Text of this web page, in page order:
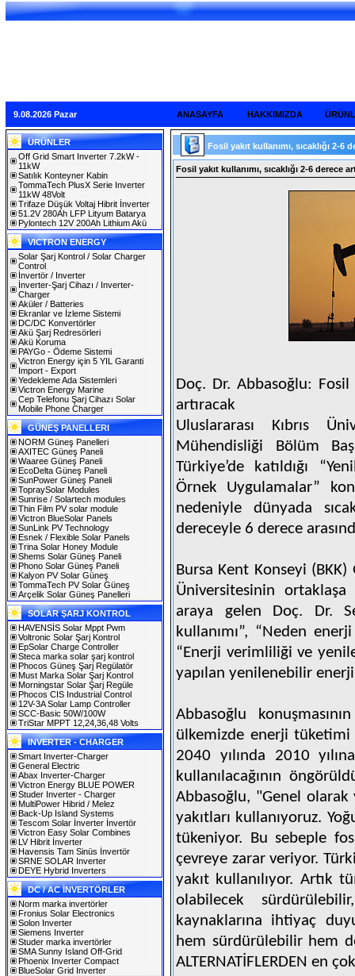
9.08.2026 Pazar ANASAYFA HAKKIMIZDA
ÜRÜNLER
Off Grid Smart Inverter 7.2kW -
11kW
Satılık Konteyner Kabin
TommaTech PlusX Serie Inverter
11kW 48Volt
Trifaze Düşük Voltaj Hibrit İnverter
51.2V 280Ah LFP Lityum Batarya
Pylontech 12V 200Ah Lithium Akü
VICTRON ENERGY
Solar Şarj Kontrol / Solar Charger
Control
İnvertör / Inverter
İnverter-Şarj Cihazı / Inverter-
Charger
Aküler / Batteries
Ekranlar ve İzleme Sistemi
DC/DC Konvertörler
Akü Şarj Redresörleri
Akü Koruma
PAYGo - Ödeme Sistemi
Victron Energy için 5 YIL Garanti
Import - Export
Yedekleme Ada Sistemleri
Victron Energy Marine
Cep Telefonu Şarj Cihazı Solar
Mobile Phone Charger
GÜNEŞ PANELLERI
NORM Güneş Panelleri
AXITEC Güneş Paneli
Waaree Güneş Paneli
EcoDelta Güneş Paneli
SunPower Güneş Paneli
TopraySolar Modules
Sunrise / Solartech modules
Thin Film PV solar module
Victron BlueSolar Panels
SunLink PV Technology
Esnek / Flexible Solar Panels
Trina Solar Honey Module
Shems Solar Güneş Paneli
Phono Solar Güneş Paneli
Kalyon PV Solar Güneş
TommaTech PV Solar Güneş
Arçelik Solar Güneş Panelleri
SOLAR ŞARJ KONTROL
HAVENSİS Solar Mppt Pwm
Voltronic Solar Şarj Kontrol
EpSolar Charge Controller
Steca marka solar şarj kontrol
Phocos Güneş Şarj Regülatör
Must Marka Solar Şarj Kontrol
Morningstar Solar Şarj Regüle
Phocos CIS Industrial Control
12V-3A Solar Lamp Controller
SCC-Basic 50W/100W
TriStar MPPT 12,24,36,48 Volts
INVERTER - CHARGER
Smart Inverter-Charger
General Electric
Abax Inverter-Charger
Victron Energy BLUE POWER
Studer Inverter - Charger
MultiPower Hibrid / Melez
Back-Up Island Systems
Tescom Solar İnverter İnvertör
Victron Easy Solar Combines
LV Hibrit İnverter
Havensis Tam Sinüs İnvertör
SRNE SOLAR Inverter
DEYE Hybrid Inverters
DC / AC İNVERTÖRLER
Norm marka invertörler
Fronius Solar Electronics
Solon Inverter
Siemens Inverter
Studer marka invertörler
SMA Sunny Island Off-Grid
Phoenix Inverter Compact
BlueSolar Grid Inverter
Fosil yakıt kullanımı, sıcaklığı 2-6
Fosil yakıt kullanımı, sıcaklığı 2-6 derece
Doç. Dr. Abbasoğlu: Fosil
artıracak
Uluslararası Kıbrıs
Mühendisliği Bölüm
Türkiye’de katıldığı
Örnek Uygulamalar”
nedeniyle dünyada
dereceyle 6 derece
Bursa Kent Konseyi (BKK)
Üniversitesinin
araya gelen Doç. Dr.
kullanımı”, “Neden
“Enerji verimliliği ve
yapılan yenilenebilir
Abbasoğlu
ülkemizde enerji
2040 yılında 2010
kullanılacağının
Abbasoğlu, "Genel olarak
yakıtları kullanıyoruz.
tükeniyor. Bu sebeple
çevreye zarar veriyor.
yakıt kullanılıyor. Artık
olabilecek
kaynaklarına ihtiyaç
hem sürdürülebilir hem
ALTERNATİFLERDEN en